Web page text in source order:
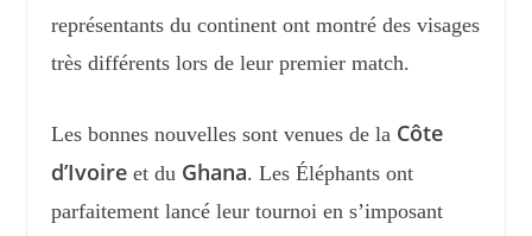
représentants du continent ont montré des visages
très différents lors de leur premier match.
Les bonnes nouvelles sont venues de la Côte
d’Ivoireet du Ghana. Les Éléphants ont
parfaitement lancé leur tournoi en s’imposant